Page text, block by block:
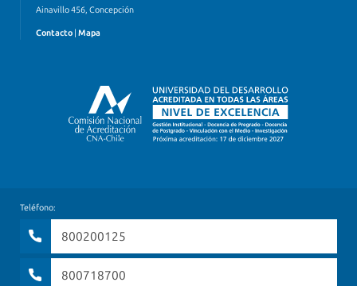
Ainavillo 456, Concepción
Contacto | Mapa
Teléfono:
800200125
800718700